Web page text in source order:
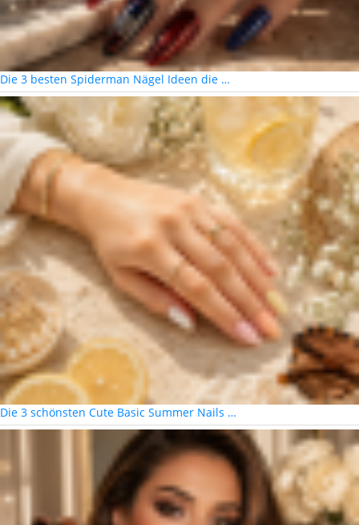
Die 3 besten Spiderman Nägel Ideen die …
Die 3 schönsten Cute Basic Summer Nails …